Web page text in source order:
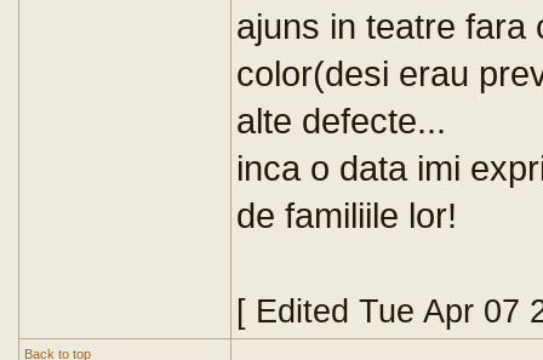
ajuns in teatre fara
color(desi erau
alte defecte...
inca o data imi
de familiile lor!
[ Edited Tue Apr 07
Back to top